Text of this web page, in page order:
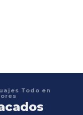
Todo en